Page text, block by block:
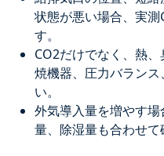
状態が悪い場合、実
す。
CO2だけでなく、熱
焼機器、圧力バラン
い。
外気導入量を増やす
量、除湿量も合わせて